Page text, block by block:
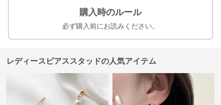
購入時のルール
必ず購入前にお読みください。
レディースピアススタッドの人気アイテム